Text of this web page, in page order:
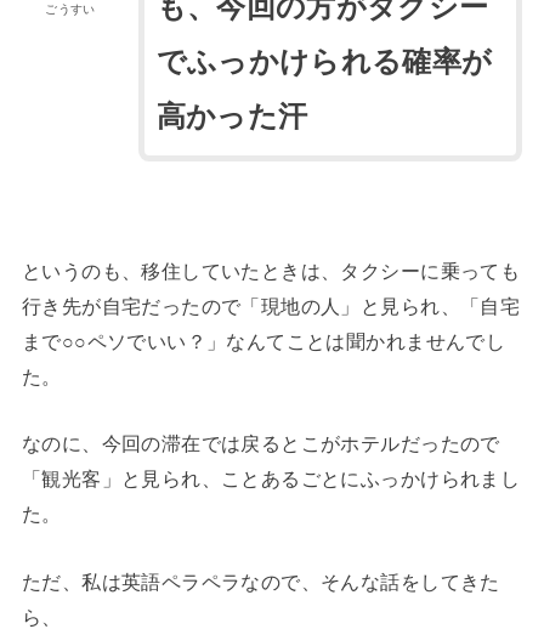
ごうすい
も、今回の方がタクシー
でふっかけられる確率が
高かった汗
というのも、移住していたときは、タクシーに乗っても
行き先が自宅だったので「現地の人」と見られ、「自宅
まで○○ペソでいい？」なんてことは聞かれませんでし
た。
なのに、今回の滞在では戻るとこがホテルだったので
「観光客」と見られ、ことあるごとにふっかけられまし
た。
ただ、私は英語ペラペラなので、そんな話をしてきた
ら、